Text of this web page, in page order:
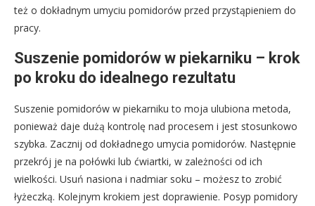
też o dokładnym umyciu pomidorów przed przystąpieniem do
pracy.
Suszenie pomidorów w piekarniku – krok
po kroku do idealnego rezultatu
Suszenie pomidorów w piekarniku to moja ulubiona metoda,
ponieważ daje dużą kontrolę nad procesem i jest stosunkowo
szybka. Zacznij od dokładnego umycia pomidorów. Następnie
przekrój je na połówki lub ćwiartki, w zależności od ich
wielkości. Usuń nasiona i nadmiar soku – możesz to zrobić
łyżeczką. Kolejnym krokiem jest doprawienie. Posyp pomidory